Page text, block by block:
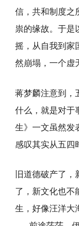
信，共和制度之
祟的缘故。于是
摇，从自我到家
然崩塌，一个虚
蒋梦麟注意到，
什么，就是对
生》一文虽然发
感叹其实从五四
旧道德破产了
了，新文化也不
生，好像汪洋大